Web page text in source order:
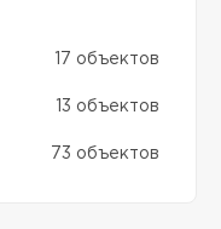
17 объектов
13 объектов
73 объектов